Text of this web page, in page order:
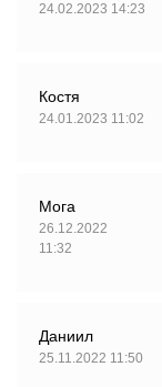
24.02.2023 14:23
Костя
24.01.2023 11:02
Мога
26.12.2022
11:32
Даниил
25.11.2022 11:50